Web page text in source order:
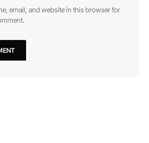
email, and website in this browser for